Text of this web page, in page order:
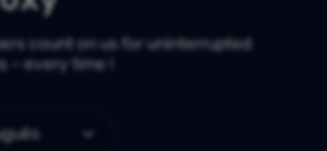
count on us for uninterrupted
every time !